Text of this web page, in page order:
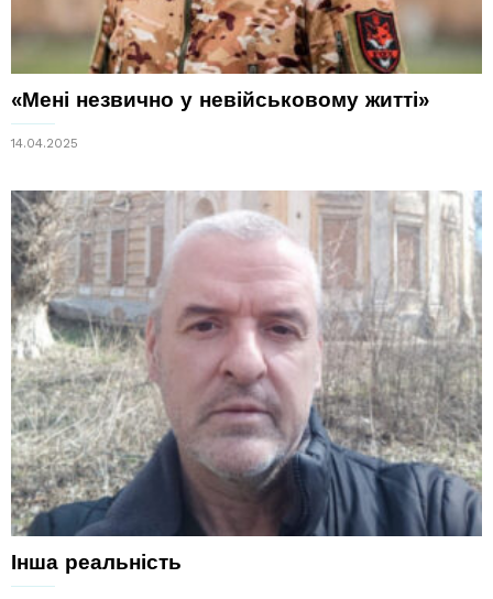
«Мені незвично у невійськовому житті»
14.04.2025
Інша реальність